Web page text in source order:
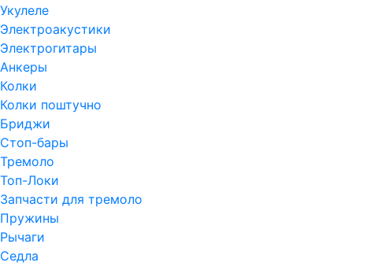
Укулеле
Электроакустики
Электрогитары
Анкеры
Колки
Колки поштучно
Бриджи
Стоп-бары
Тремоло
Топ-Локи
Запчасти для тремоло
Пружины
Рычаги
Седла